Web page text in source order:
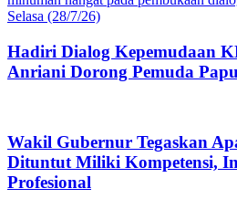
Hadiri Dialog Kepemudaan
Anriani Dorong Pemuda
Wakil Gubernur Tegaskan
Dituntut Miliki Kompetensi,
Profesional